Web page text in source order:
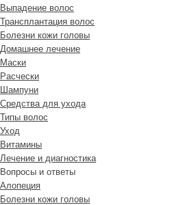
Выпадение волос
Трансплантация волос
Болезни кожи головы
Домашнее лечение
Маски
Расчески
Шампуни
Средства для ухода
Типы волос
Уход
Витамины
Лечение и диагностика
Вопросы и ответы
Алопеция
Болезни кожи головы